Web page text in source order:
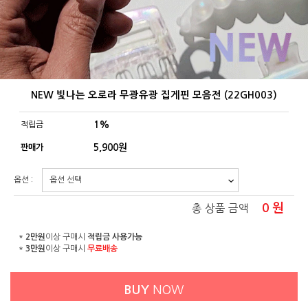
NEW 빛나는 오로라 무광유광 집게핀 모음전 (22GH003)
적립금 1%
판매가 5,900원
옵션 :
총 상품 금액 0 원
* 2만원 이상 구매시 적립금 사용가능
* 3만원 이상 구매시 무료배송
BUY NOW